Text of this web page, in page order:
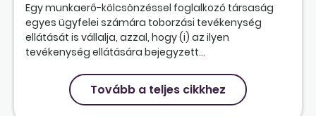
Egy munkaerő-kölcsönzéssel foglalkozó társaság
egyes ügyfelei számára toborzási tevékenység
ellátását is vállalja, azzal, hogy (i) az ilyen
tevékenység ellátására bejegyzett...
Tovább a teljes cikkhez